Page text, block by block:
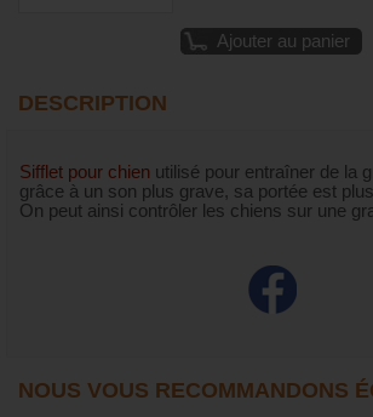
Ajouter au panier
DESCRIPTION
Sifflet pour chien utilisé pour entraîner de la
grâce à un son plus grave, sa portée est
On peut ainsi contrôler les chiens sur une
NOUS VOUS RECOMMANDONS